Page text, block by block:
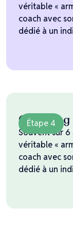
véritable «
coach avec
dédié à un
Coaching
Souvent sur
véritable «
coach avec
dédié à un
Étape 4